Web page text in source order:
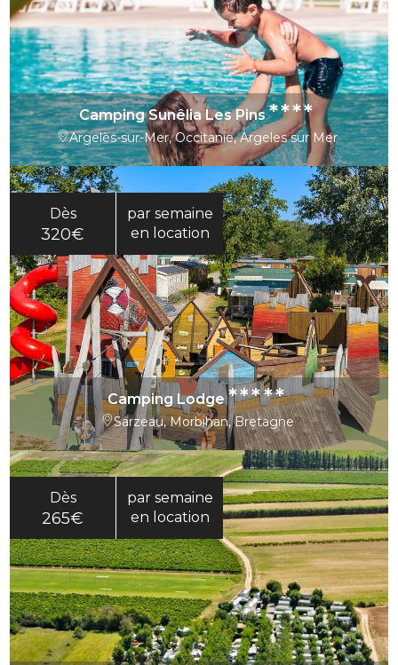
Camping Sunêlia Les Pins****
Argelès-sur-Mer, Occitanie, Argeles sur Mer
Dès
320€
par semaine
en location
Camping Lodge*****
Sarzeau, Morbihan, Bretagne
Dès
265€
par semaine
en location